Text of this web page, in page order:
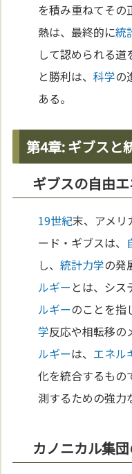
を積み重ねてその
熱は、最終的に統
して認められる
と勝利は、科学の
ある。
第4章: ギブスと
ギブスの自由
19世紀末、アメリ
ード・ギブスは、
し、統計力学の発
ルギー とは、シス
ルギーのことを指
学反応や相転移の
ルギーは、 エネル
化を統合するもの
測するための強力
カノニカル集